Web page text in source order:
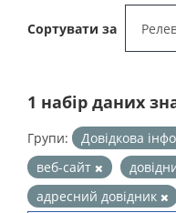
Сортувати за
1 набір даних
Групи: Довідкова
веб-сайт
адресний довідник